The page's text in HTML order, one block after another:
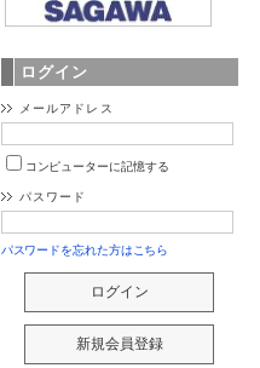
ログイン
メールアドレス
コンピューターに記憶する
パスワード
パスワードを忘れた方はこちら